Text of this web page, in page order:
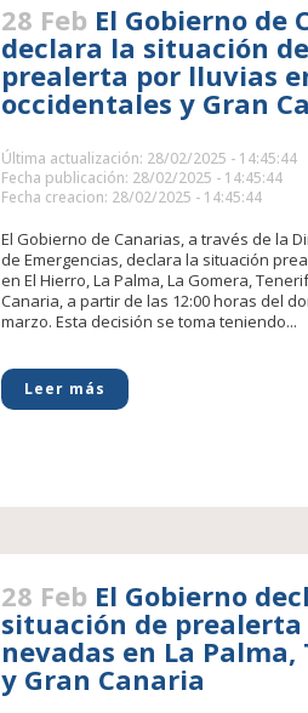
28 Feb El Gobierno de
declara la situación de
prealerta por lluvias
occidentales y Gran
Última actualización: 28/02/2025 - 14:45:44
Fecha publicación: 28/02/2025 - 14:45:44
Fecha creacion: 28/02/2025 - 14:45:44
El Gobierno de Canarias, a través de la
de Emergencias, declara la situación
en El Hierro, La Palma, La Gomera,
Canaria, a partir de las 12:00 horas del
marzo. Esta decisión se toma teniendo...
Leer más
28 Feb El Gobierno
situación de prealerta
nevadas en La
y Gran Canaria